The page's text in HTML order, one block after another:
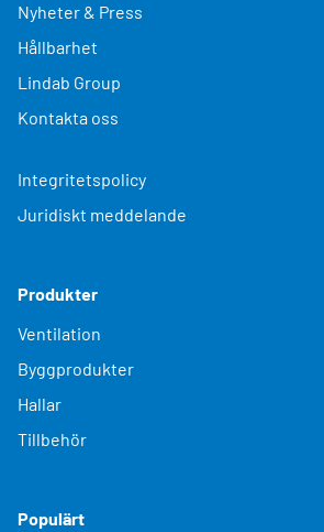
Nyheter & Press
Hållbarhet
Lindab Group
Kontakta oss
Integritetspolicy
Juridiskt meddelande
Produkter
Ventilation
Byggprodukter
Hallar
Tillbehör
Populärt